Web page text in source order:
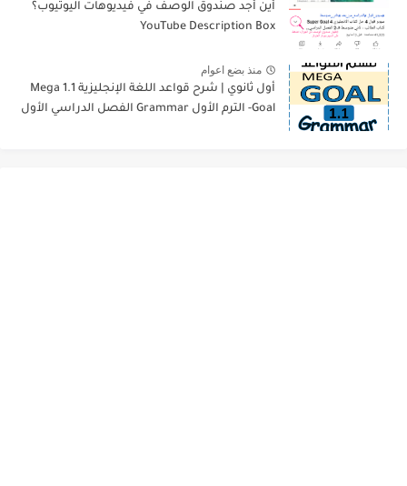
أين أجد صندوق الوصف في فيديوهات اليوتيوب؟
YouTube Description Box
منذ بضع اعوام
أول ثانوي | شرح قواعد اللغة الإنجليزية 1.1 Mega
Goal- الترم الأول Grammar الفصل الدراسي الأول